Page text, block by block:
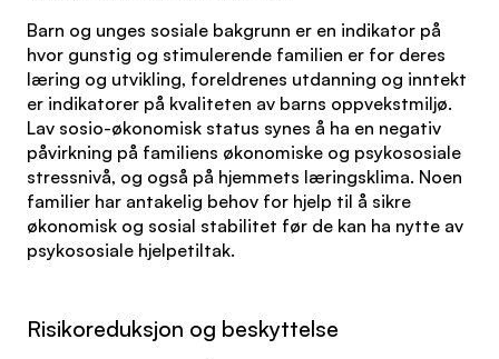
Barn og unges sosiale bakgrunn er en indikator på
hvor gunstig og stimulerende familien er for deres
læring og utvikling, foreldrenes utdanning og inntekt
er indikatorer på kvaliteten av barns oppvekstmiljø.
Lav sosio-økonomisk status synes å ha en negativ
påvirkning på familiens økonomiske og psykososiale
stressnivå, og også på hjemmets læringsklima. Noen
familier har antakelig behov for hjelp til å sikre
økonomisk og sosial stabilitet før de kan ha nytte av
psykososiale hjelpetiltak.
Risikoreduksjon og beskyttelse